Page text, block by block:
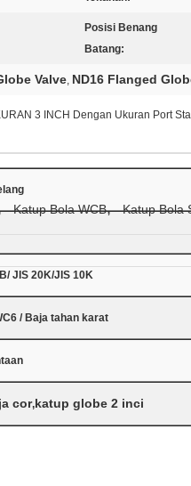
Posisi Benang
Batang:
Valve, ND16 Flanged
3 INCH Dengan Ukuran Port
JIS 20K/JIS 10K
/ Baja tahan karat
cor,katup globe 2 inci
Katup Bola WCB, Katup Bola